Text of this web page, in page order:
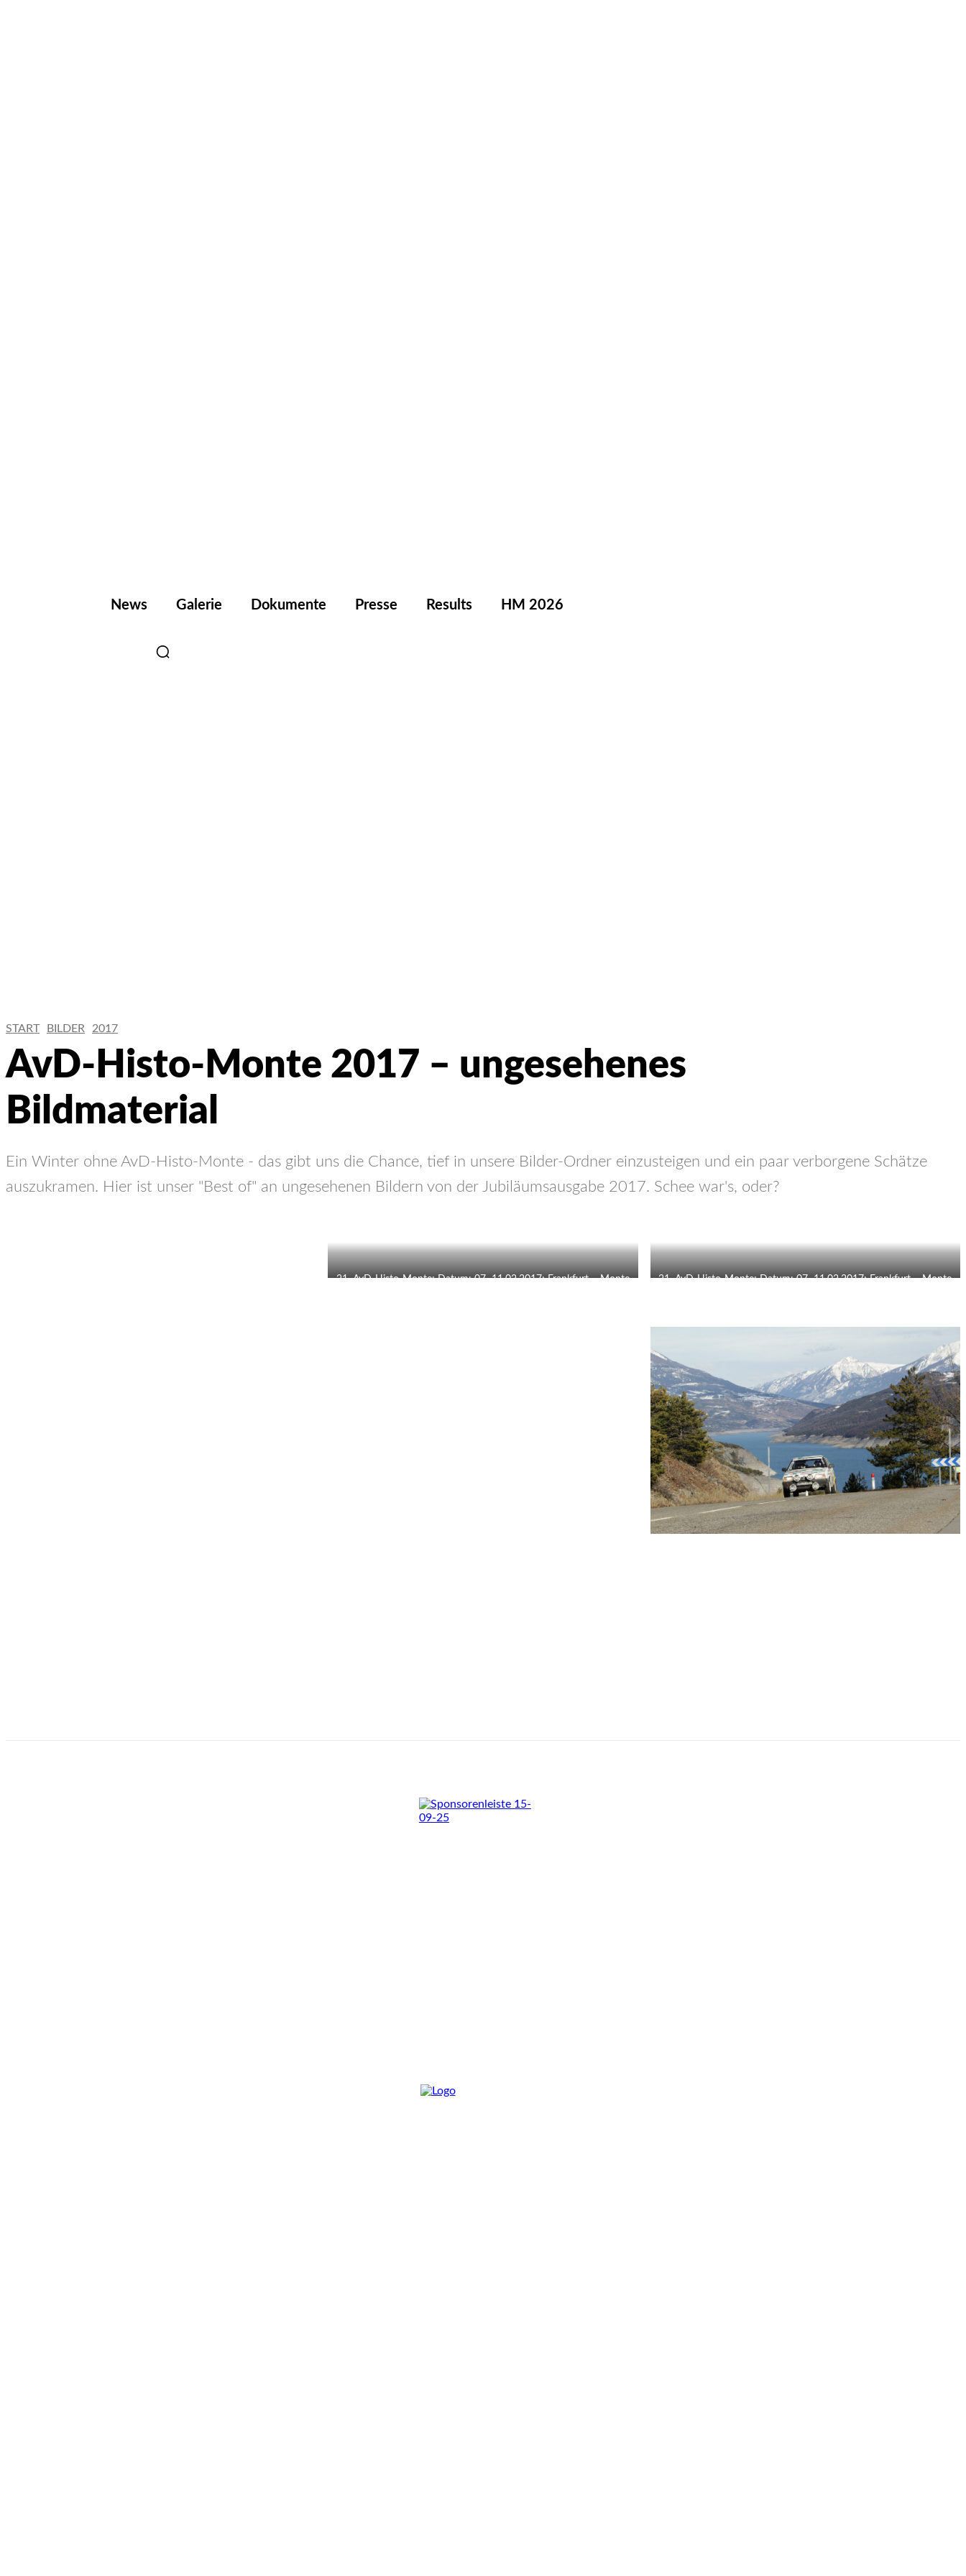
News Galerie Dokumente Presse Results HM 2026
START BILDER 2017
AvD-Histo-Monte 2017 – ungesehenes
Bildmaterial
Ein Winter ohne AvD-Histo-Monte - das gibt uns die Chance, tief in unsere Bilder-Ordner einzusteigen und ein paar verborgene Schätze
auszukramen. Hier ist unser "Best of" an ungesehenen Bildern von der Jubiläumsausgabe 2017. Schee war's, oder?
21. AvD-Histo-Monte; Datum: 07.-11.02.2017; Frankfurt – Monte
21. AvD-Histo-Monte; Datum: 07.-11.02.2017; Frankfurt – Monte